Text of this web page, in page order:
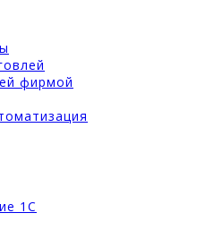
фирмой
1С